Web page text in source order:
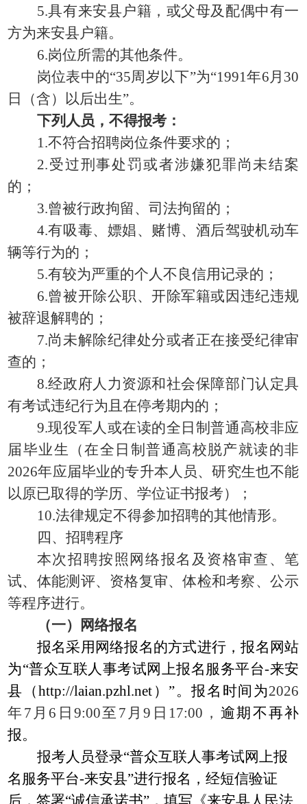
5.具有来安县户籍，或父母及配偶中有一
方为来安县户籍。
6.岗位所需的其他条件。
岗位表中的“35周岁以下”为“1991年6月30
日（含）以后出生”。
下列人员，不得报考：
1.不符合招聘岗位条件要求的；
2.受过刑事处罚或者涉嫌犯罪尚未结案
的；
3.曾被行政拘留、司法拘留的；
4.有吸毒、嫖娼、赌博、酒后驾驶机动车
辆等行为的；
5.有较为严重的个人不良信用记录的；
6.曾被开除公职、开除军籍或因违纪违规
被辞退解聘的；
7.尚未解除纪律处分或者正在接受纪律审
查的；
8.经政府人力资源和社会保障部门认定具
有考试违纪行为且在停考期内的；
9.现役军人或在读的全日制普通高校非应
届毕业生（在全日制普通高校脱产就读的非
2026年应届毕业的专升本人员、研究生也不能
以原已取得的学历、学位证书报考）；
10.法律规定不得参加招聘的其他情形。
四、招聘程序
本次招聘按照网络报名及资格审查、笔
试、体能测评、资格复审、体检和考察、公示
等程序进行。
（一）网络报名
报名采用网络报名的方式进行，报名网站
为“普众互联人事考试网上报名服务平台-来安
县（http://laian.pzhl.net）”。报名时间为2026
年7月6日9:00至7月9日17:00， 逾期不再补
报。
报考人员登录“普众互联人事考试网上报
名服务平台-来安县”进行报名，经短信验证
后，签署“诚信承诺书”，填写 《来安县人民法